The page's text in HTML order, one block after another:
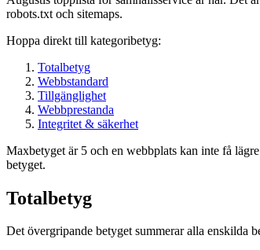
robots.txt och sitemaps.
Hoppa direkt till kategoribetyg:
Totalbetyg
Webbstandard
Tillgänglighet
Webbprestanda
Integritet & säkerhet
Maxbetyget är 5 och en webbplats kan inte få
betyget.
Totalbetyg
Det övergripande betyget summerar alla enskilda